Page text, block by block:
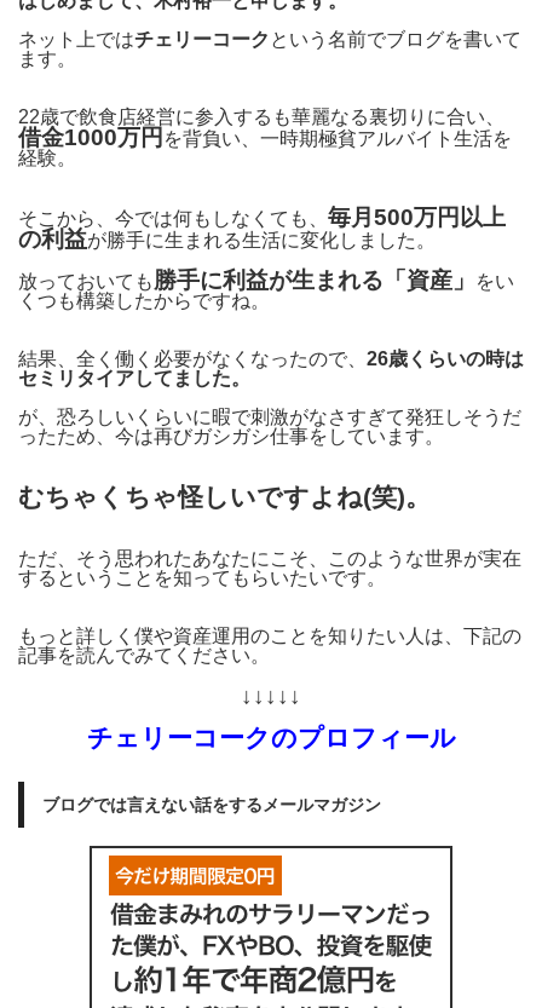
ネット上ではチェリーコーク という名前でブログを書いて
ます。
22歳で飲食店経営に参入するも華麗なる裏切りに合い、
借金1000万円 を背負い、一時期極貧アルバイト生活を
経験。
そこから、今では何もしなくても、 毎月500万円以上
の利益が勝手に生まれる生活に変化しました。
放っておいても勝手に利益が生まれる「資産」
をい
くつも構築したからですね。
結果、全く働く必要がなくなったので、 26歳くらいの時は
セミリタイアしてました。
が、恐ろしいくらいに暇で刺激がなさすぎて発狂しそうだ
ったため、今は再びガシガシ仕事をしています。
むちゃくちゃ怪しいですよね(笑)。
ただ、そう思われたあなたにこそ、このような世界が実在
するということを知ってもらいたいです。
もっと詳しく僕や資産運用のことを知りたい人は、下記の
記事を読んでみてください。
↓↓↓↓↓
チェリーコークのプロフィール
ブログでは言えない話をするメールマガジン